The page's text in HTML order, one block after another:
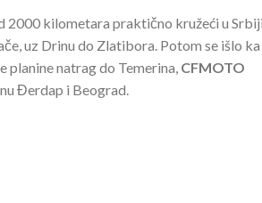
2000 kilometara praktično kružeći u
uz Drinu do Zlatibora. Potom se išlo ka
planine natrag do Temerina, CFMOTO
Đerdap i Beograd.